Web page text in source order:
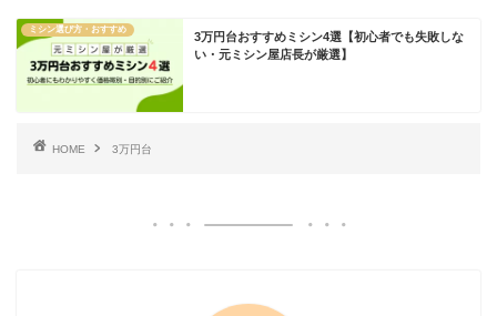
ミシン選び方・おすすめ
3万円台おすすめミシン4選【初心者でも失敗しな
い・元ミシン屋店長が厳選】
HOME 3万円台